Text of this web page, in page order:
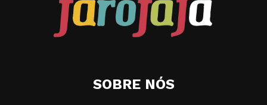
SOBRE NÓS